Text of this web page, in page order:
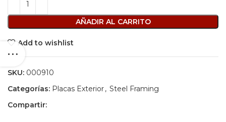
AÑADIR AL CARRITO
Add to wishlist
SKU: 000910
Categorías: Placas Exterior, Steel Framing
Compartir: